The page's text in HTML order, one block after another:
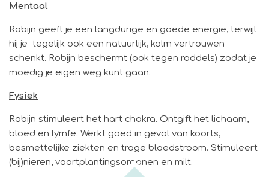
Mentaal
Robijn geeft je een langdurige en goede energie, terwijl
hij je tegelijk ook een natuurlijk, kalm vertrouwen
schenkt. Robijn beschermt (ook tegen roddels) zodat je
moedig je eigen weg kunt gaan.
Fysiek
Robijn stimuleert het hart chakra. Ontgift het lichaam,
bloed en lymfe. Werkt goed in geval van koorts,
besmettelijke ziekten en trage bloedstroom. Stimuleert
(bij)nieren, voortplantingsorganen en milt.